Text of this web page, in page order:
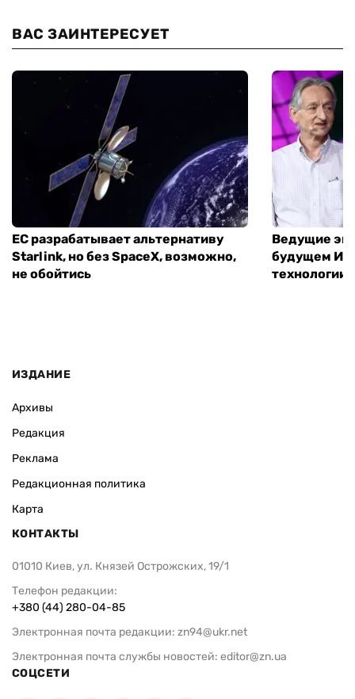
ВАС ЗАИНТЕРЕСУЕТ
ЕС разрабатывает альтернативу
Starlink, но без SpaceX, возможно,
не обойтись
Ведущие
будущем
технологии
ИЗДАНИЕ
Архивы
Редакция
Реклама
Редакционная политика
Карта
КОНТАКТЫ
01010 Киев, ул. Князей Острожских, 19/1
Телефон редакции:
+380 (44) 280-04-85
Электронная почта редакции: zn94@ukr.net
Электронная почта службы новостей: editor@zn.ua
СОЦСЕТИ